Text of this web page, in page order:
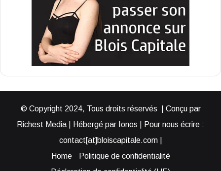
© Copyright 2024, Tous droits réservés | Conçu par
Richest Media | Hébergé par Ionos | Pour nous écrire :
contact[at]bloiscapitale.com |
Home
Politique de confidentialité